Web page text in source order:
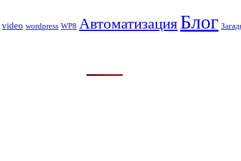
video wordpress WP8 Автоматизация Блог